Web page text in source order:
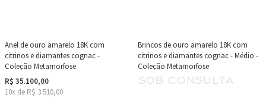
Anel de ouro amarelo 18K com
citrinos e diamantes cognac -
Coleção Metamorfose
R$ 35.100,00
10x de R$ 3.510,00
Brincos de ouro amarelo 18K com
citrinos e diamantes cognac - Médio -
Coleção Metamorfose
sob consulta